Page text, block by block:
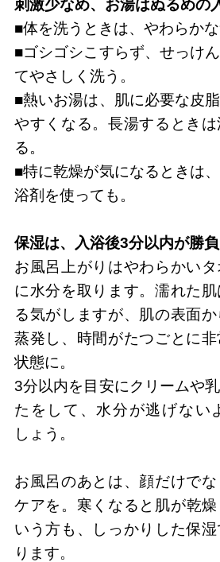
刺激少なめ、お湯はぬるめの
■体を洗うときは、やわらかな
■ゴシゴシこすらず、せっけ
てやさしく洗う。
■熱いお湯は、肌に必要な皮
やすくなる。長湯するとき
る。
■特に乾燥が気になるときは
浴剤を使っても。
保湿は、入浴後3分以内が勝負
お風呂上がりはやわらかい
に水分を取ります。濡れた
る気がしますが、肌の表面
蒸発し、時間がたつごとに
状態に。
3分以内を目安にクリームや
たをして、水分が逃げない
しょう。
お風呂のあとは、顔だけで
ケアを。寒くなると肌が乾
いう方も、しっかりした保
ります。